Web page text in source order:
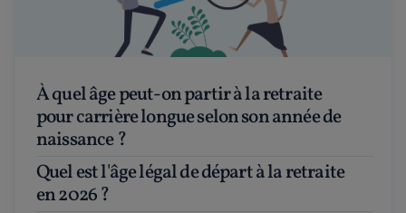
À quel âge peut-on partir à la retraite
pour carrière longue selon son année de
naissance ?
Quel est l'âge légal de départ à la retraite
en 2026 ?